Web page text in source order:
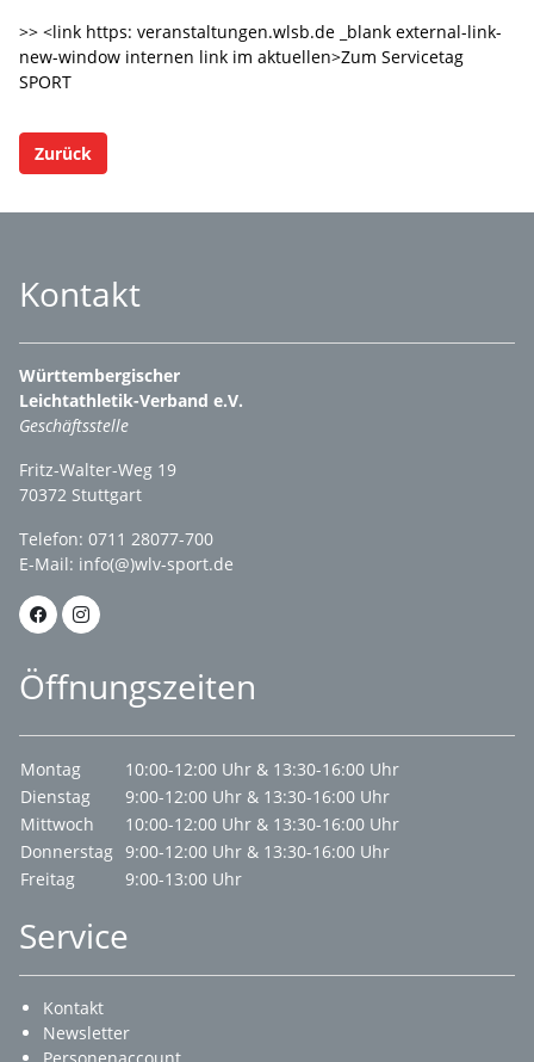
>> <link https: veranstaltungen.wlsb.de _blank external-link-
new-window internen link im aktuellen>Zum Servicetag
SPORT
Zurück
Kontakt
Württembergischer
Leichtathletik-Verband e.V.
Geschäftsstelle
Fritz-Walter-Weg 19
70372 Stuttgart
Telefon: 0711 28077-700
E-Mail: info(@)wlv-sport.de
Öffnungszeiten
Montag
10:00-12:00 Uhr & 13:30-16:00 Uhr
Dienstag
9:00-12:00 Uhr & 13:30-16:00 Uhr
Mittwoch
10:00-12:00 Uhr & 13:30-16:00 Uhr
Donnerstag 9:00-12:00 Uhr & 13:30-16:00 Uhr
Freitag
9:00-13:00 Uhr
Service
Kontakt
Newsletter